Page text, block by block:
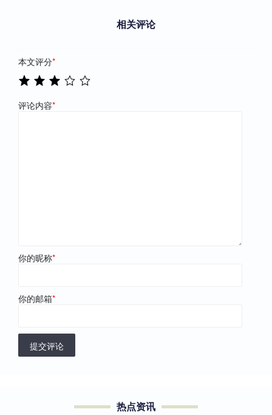
相关评论
本文评分*
评论内容*
你的昵称*
你的邮箱*
提交评论
热点资讯